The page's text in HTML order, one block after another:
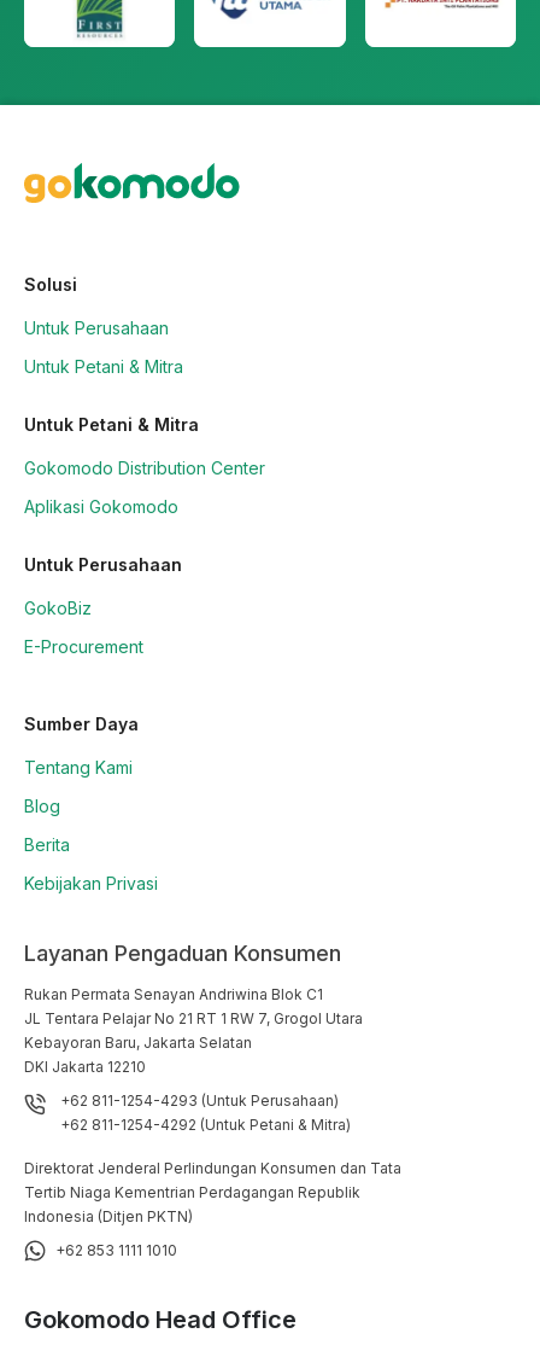
Solusi
Untuk Perusahaan
Untuk Petani & Mitra
Untuk Petani & Mitra
Gokomodo Distribution Center
Aplikasi Gokomodo
Untuk Perusahaan
GokoBiz
E-Procurement
Sumber Daya
Tentang Kami
Blog
Berita
Kebijakan Privasi
Layanan Pengaduan Konsumen
Rukan Permata Senayan Andriwina Blok C1
JL Tentara Pelajar No 21 RT 1 RW 7, Grogol Utara
Kebayoran Baru, Jakarta Selatan
DKI Jakarta 12210
+62 811-1254-4293 (Untuk Perusahaan)
+62 811-1254-4292 (Untuk Petani & Mitra)
Direktorat Jenderal Perlindungan Konsumen dan Tata
Tertib Niaga Kementrian Perdagangan Republik
Indonesia (Ditjen PKTN)
+62 853 1111 1010
Gokomodo Head Office